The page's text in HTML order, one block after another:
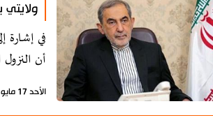
ولايتي
في إشارة
أن
الأحد 17 مايو 2026 - 16:41 بتوقيت طهران